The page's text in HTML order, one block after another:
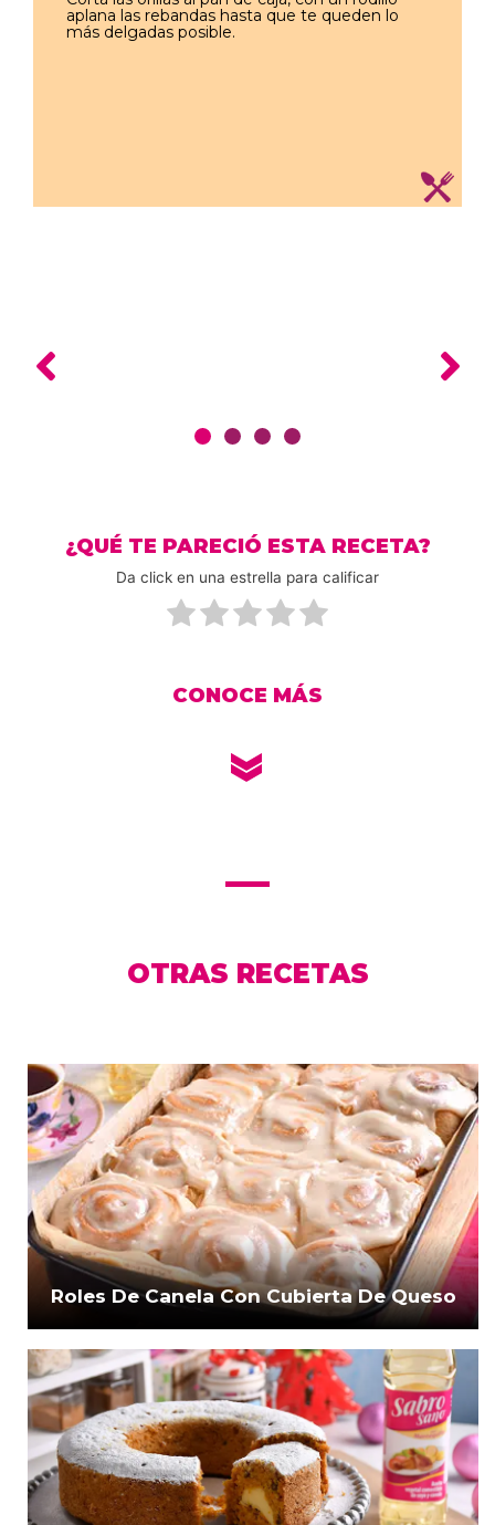
aplana las rebandas hasta que te queden lo
más delgadas posible.
¿QUÉ TE PARECIÓ ESTA RECETA?
Da click en una estrella para calificar
CONOCE MÁS
OTRAS RECETAS
Roles De Canela Con Cubierta De Queso